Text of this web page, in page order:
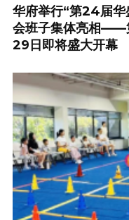
华府举行“第24届华
会班子集体亮相——
29日即将盛大开幕